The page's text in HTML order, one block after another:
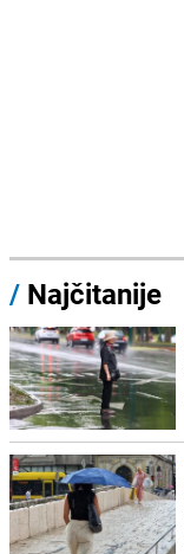
/ Najčitanije